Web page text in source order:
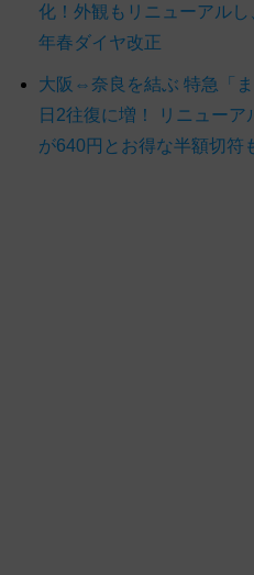
化！外観もリニューアル
年春ダイヤ改正
大阪⇔奈良を結ぶ 特急「
日2往復に増！ リニュー
が640円とお得な半額切符